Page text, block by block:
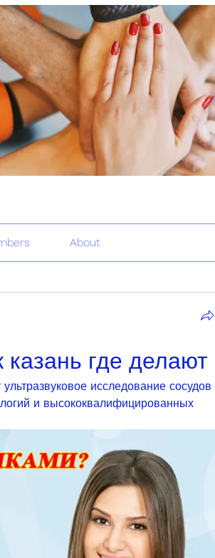
About
казань где делают
исследование сосудов
и высококвалифицированных